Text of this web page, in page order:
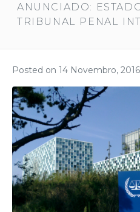
ANUNCIADO:
TRIBUNAL PENAL
Posted on 14 Novembro, 2016